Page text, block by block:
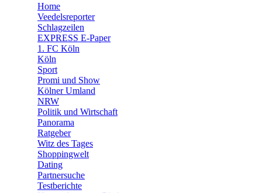
🛒 Shoppingwelt
Home
Veedelsreporter
Schlagzeilen
EXPRESS E-Paper
1. FC Köln
Köln
Sport
Promi und Show
Kölner Umland
NRW
Politik und Wirtschaft
Panorama
Ratgeber
Witz des Tages
Shoppingwelt
Dating
Partnersuche
Testberichte